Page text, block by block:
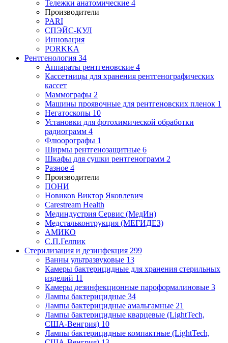
Тележки анатомические 4
Производители
PARI
СПЭЙС-КУЛ
Инновация
PORKKA
Рентгенология 34
Аппараты рентгеновские 4
Кассетницы для хранения рентгенографических
кассет
Маммографы 2
Машины проявочные для рентгеновских пленок 1
Негатоскопы 10
Установки для фотохимической обработки
радиограмм 4
Флюорографы 1
Ширмы рентгенозащитные 6
Шкафы для сушки рентгенограмм 2
Разное 4
Производители
ПОНИ
Новиков Виктор Яковлевич
Carestream Health
Мединдустрия Сервис (МедИн)
Медстальконтрукция (МЕГИДЕЗ)
АМИКО
С.П.Гелпик
Стерилизация и дезинфекция 299
Ванны ультразвуковые 13
Камеры бактерицидные для хранения стерильных
изделий 11
Камеры дезинфекционные пароформалиновые 3
Лампы бактерицидные 34
Лампы бактерицидные амальгамные 21
Лампы бактерицидные кварцевые (LightTech,
США-Венгрия) 10
Лампы бактерицидные компактные (LightTech,